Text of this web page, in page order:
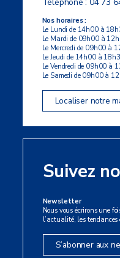
Nos horaires :
Le Lundi de 14h00 à
Le Mardi de 09h00 à
Le Mercredi de 09h00 à
Le Jeudi de 14h00 à
Le Vendredi de 09h00 à
Le Samedi de 09h00 à
Localiser notre
Suivez
Newsletter
Nous vous écrirons une
l’actualité, les tendances
S’abonner aux